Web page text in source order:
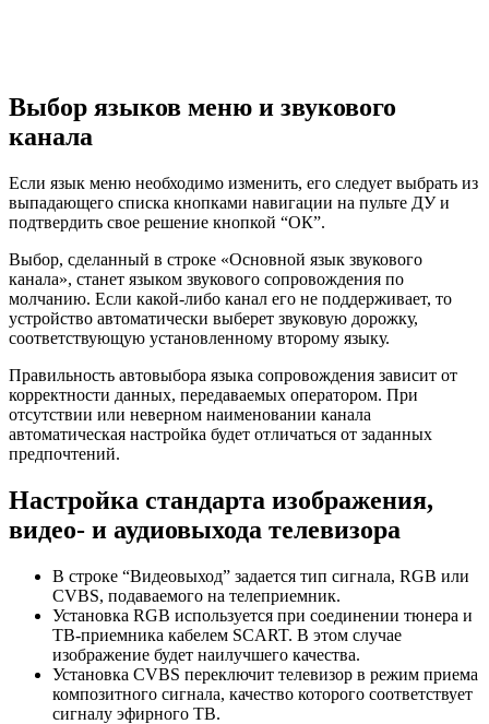
Выбор языков меню и звукового
канала
Если язык меню необходимо изменить, его следует выбрать из
выпадающего списка кнопками навигации на пульте ДУ и
подтвердить свое решение кнопкой “ОК”.
Выбор, сделанный в строке «Основной язык звукового
канала», станет языком звукового сопровождения по
молчанию. Если какой-либо канал его не поддерживает, то
устройство автоматически выберет звуковую дорожку,
соответствующую установленному второму языку.
Правильность автовыбора языка сопровождения зависит от
корректности данных, передаваемых оператором. При
отсутствии или неверном наименовании канала
автоматическая настройка будет отличаться от заданных
предпочтений.
Настройка стандарта изображения,
видео- и аудиовыхода телевизора
В строке “Видеовыход” задается тип сигнала, RGB или
CVBS, подаваемого на телеприемник.
Установка RGB используется при соединении тюнера и
ТВ-приемника кабелем SCART. В этом случае
изображение будет наилучшего качества.
Установка CVBS переключит телевизор в режим приема
композитного сигнала, качество которого соответствует
сигналу эфирного ТВ.